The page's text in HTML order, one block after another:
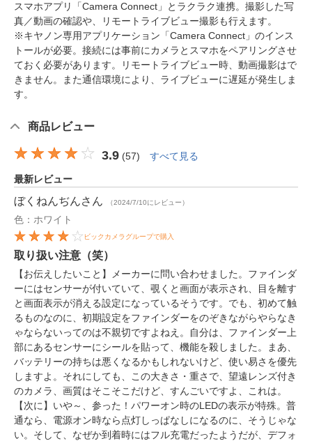
スマホアプリ「Camera Connect」とラクラク連携。撮影した写
真／動画の確認や、リモートライブビュー撮影も行えます。
※キヤノン専用アプリケーション「Camera Connect」のインス
トールが必要。接続には事前にカメラとスマホをペアリングさせ
ておく必要があります。リモートライブビュー時、動画撮影はで
きません。また通信環境により、ライブビューに遅延が発生しま
す。
商品レビュー
3.9 (57) すべて見る
最新レビュー
ぼくねんぢんさん （2024/7/10にレビュー）
色：ホワイト
ビックカメラグループで購入
取り扱い注意（笑）
【お伝えしたいこと】メーカーに問い合わせました。ファインダ
ーにはセンサーが付いていて、覗くと画面が表示され、目を離す
と画面表示が消える設定になっているそうです。でも、初めて触
るものなのに、初期設定をファインダーをのぞきながらやらなき
ゃならないってのは不親切ですよねえ。自分は、ファインダー上
部にあるセンサーにシールを貼って、機能を殺しました。まあ、
バッテリーの持ちは悪くなるかもしれないけど、使い易さを優先
しますよ。それにしても、この大きさ・重さで、望遠レンズ付き
のカメラ、画質はそこそこだけど、すんごいですよ、これは。
【次に】いや～、参った！パワーオン時のLEDの表示が特殊。普
通なら、電源オン時なら点灯しっぱなしになるのに、そうじゃな
い。そして、なぜか到着時にはフル充電だったようだが、デフォ